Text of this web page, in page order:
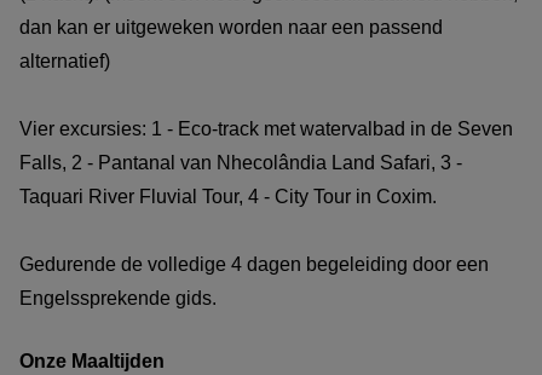
dan kan er uitgeweken worden naar een passend
alternatief)
Vier excursies: 1 - Eco-track met watervalbad in de Seven
Falls, 2 - Pantanal van Nhecolândia Land Safari, 3 -
Taquari River Fluvial Tour, 4 - City Tour in Coxim.
Gedurende de volledige 4 dagen begeleiding door een
Engelssprekende gids.
Onze Maaltijden